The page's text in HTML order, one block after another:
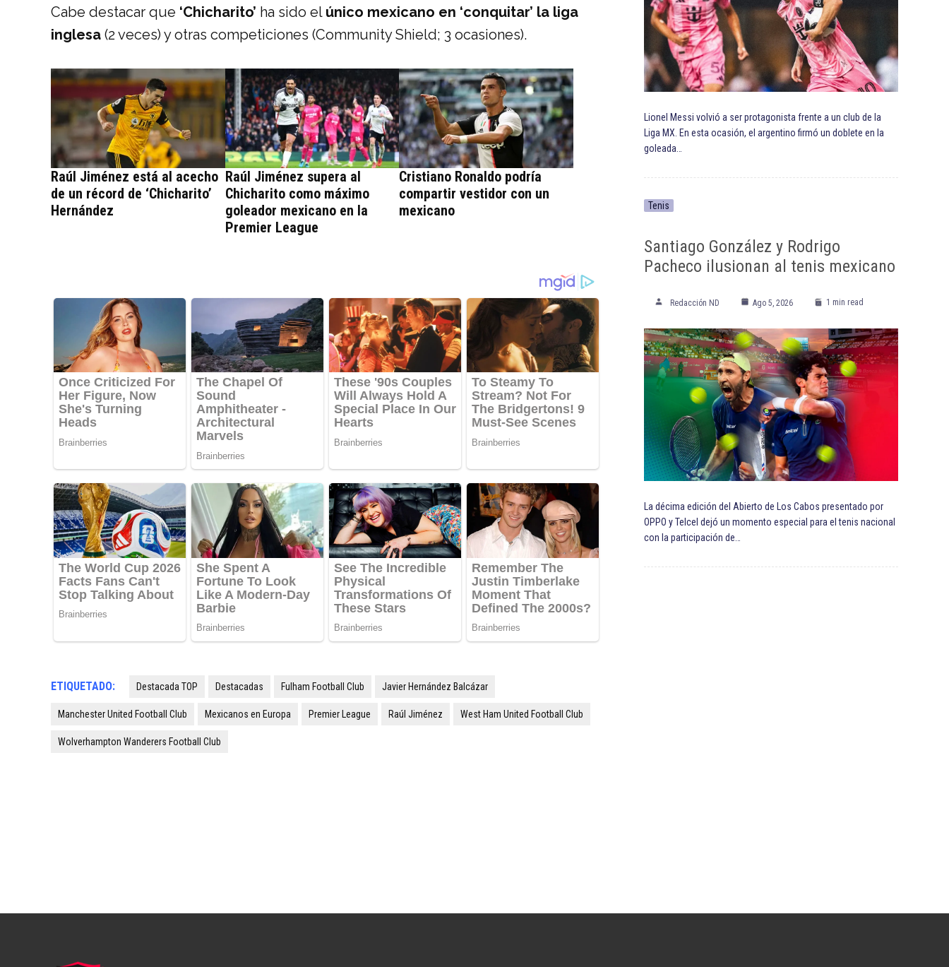
Cabe destacar que ‘Chicharito’ ha sido el único mexicano en ‘conquitar’ la liga
inglesa (2 veces) y otras competiciones (Community Shield; 3 ocasiones).
Raúl Jiménez está al acecho
de un récord de ‘Chicharito’
Hernández
Raúl Jiménez supera al
Chicharito como máximo
goleador mexicano en la
Premier League
Cristiano Ronaldo podría
compartir vestidor con un
mexicano
ETIQUETADO: Destacada TOP Destacadas Fulham Football Club Javier Hernández Balcázar
Manchester United Football Club Mexicanos en Europa Premier League Raúl Jiménez West Ham United Football Club
Wolverhampton Wanderers Football Club
Lionel Messi volvió a ser protagonista frente a un club de la
Liga MX. En esta ocasión, el argentino firmó un doblete en la
goleada…
Tenis
Santiago González y Rodrigo
Pacheco ilusionan al tenis mexicano
Redacción ND Ago 5, 2026 1 min read
La décima edición del Abierto de Los Cabos presentado por
OPPO y Telcel dejó un momento especial para el tenis nacional
con la participación de…